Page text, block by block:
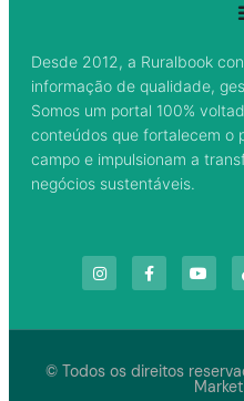
Desde 2012, a Ruralbook
informação de qualidade,
Somos um portal 100%
conteúdos que fortalecem o
campo e impulsionam a
negócios sustentáveis.
© Todos os direitos